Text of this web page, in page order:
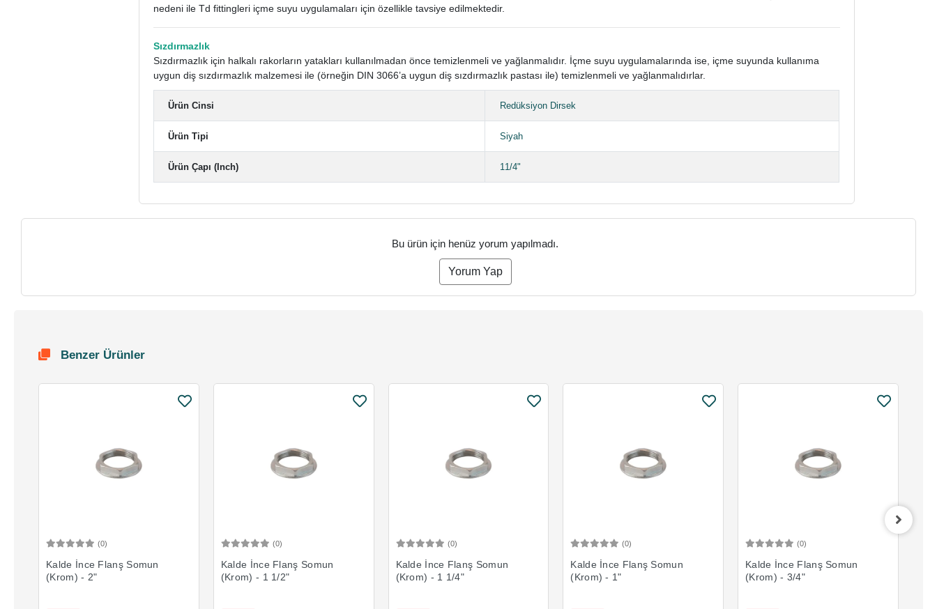
nedeni ile Td fittingleri içme suyu uygulamaları için özellikle tavsiye edilmektedir.
Sızdırmazlık
Sızdırmazlık için halkalı rakorların yatakları kullanılmadan önce temizlenmeli ve yağlanmalıdır. İçme suyu uygulamalarında ise, içme suyunda kullanıma
uygun diş sızdırmazlık malzemesi ile (örneğin DIN 3066’a uygun diş sızdırmazlık pastası ile) temizlenmeli ve yağlanmalıdırlar.
Ürün Cinsi Redüksiyon Dirsek
Ürün Tipi Siyah
Ürün Çapı (Inch) 11/4"
Bu ürün için henüz yorum yapılmadı.
Yorum Yap
Benzer Ürünler
(0)
Kalde İnce Flanş Somun
(Krom) - 2"
(0)
Kalde İnce Flanş Somun
(Krom) - 1 1/2"
(0)
Kalde İnce Flanş Somun
(Krom) - 1 1/4"
(0)
Kalde İnce Flanş Somun
(Krom) - 1"
(0)
Kalde İnce Flanş Somun
(Krom) - 3/4"